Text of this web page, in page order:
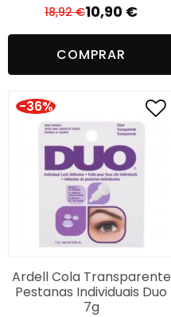
18,92€ O
preço
original
era:
10,90 €
O
preço
atual
é:
COMPRAR
-36%
Ardell Cola Transparente
Pestanas Individuais Duo
7g